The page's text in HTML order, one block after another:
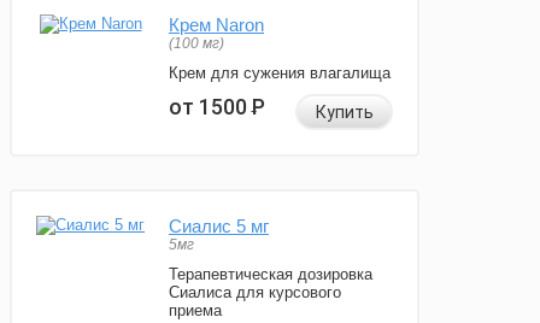
Крем Naron
(100 мг)
Крем для сужения влагалища
от 1500Р Купить
Сиалис 5 мг
5мг
Терапевтическая дозировка
Сиалиса для курсового
приема